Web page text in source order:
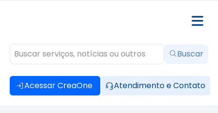
Acessar CreaOne Atendimento e Contato
Buscar